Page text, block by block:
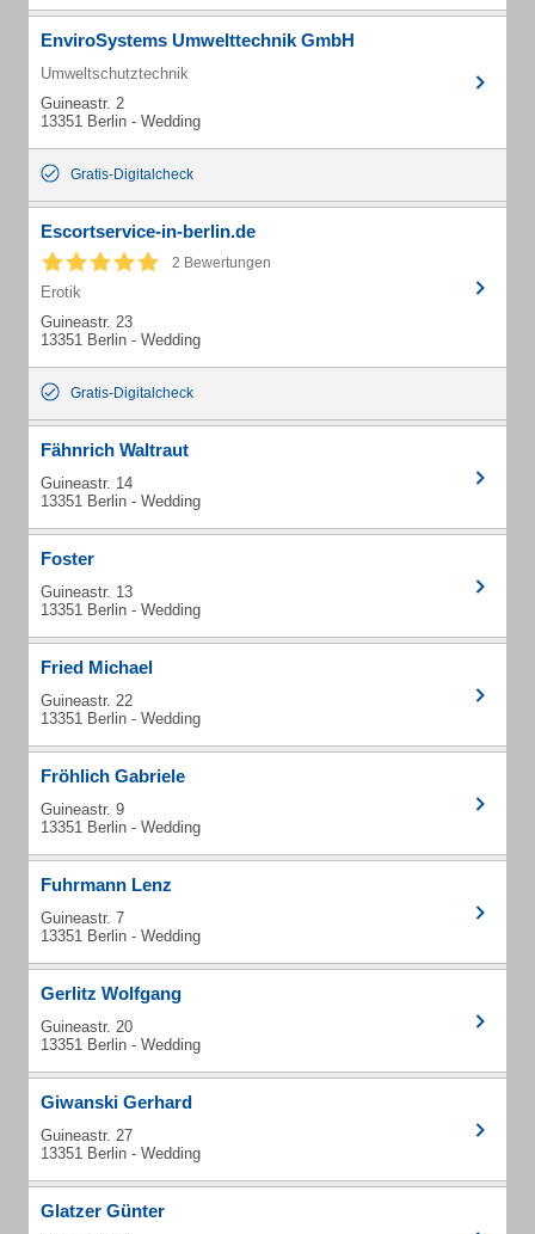
EnviroSystems Umwelttechnik GmbH
Umweltschutztechnik
Guineastr. 2
13351 Berlin - Wedding
Gratis-Digitalcheck
Escortservice-in-berlin.de
2 Bewertungen
Erotik
Guineastr. 23
13351 Berlin - Wedding
Gratis-Digitalcheck
Fähnrich Waltraut
Guineastr. 14
13351 Berlin - Wedding
Foster
Guineastr. 13
13351 Berlin - Wedding
Fried Michael
Guineastr. 22
13351 Berlin - Wedding
Fröhlich Gabriele
Guineastr. 9
13351 Berlin - Wedding
Fuhrmann Lenz
Guineastr. 7
13351 Berlin - Wedding
Gerlitz Wolfgang
Guineastr. 20
13351 Berlin - Wedding
Giwanski Gerhard
Guineastr. 27
13351 Berlin - Wedding
Glatzer Günter